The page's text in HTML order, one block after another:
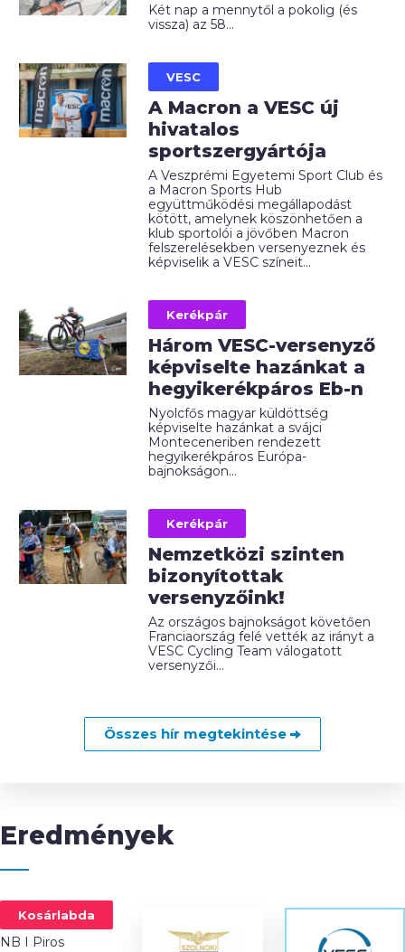
Két nap a mennytől a pokolig (és
vissza) az 58...
VESC
A Macron a VESC új
hivatalos
sportszergyártója
A Veszprémi Egyetemi Sport Club és
a Macron Sports Hub
együttműködési megállapodást
kötött, amelynek köszönhetően a
klub sportolói a jövőben Macron
felszerelésekben versenyeznek és
képviselik a VESC színeit...
Kerékpár
Három VESC-versenyző
képviselte hazánkat a
hegyikerékpáros Eb-n
Nyolcfős magyar küldöttség
képviselte hazánkat a svájci
Monteceneriben rendezett
hegyikerékpáros Európa-
bajnokságon...
Kerékpár
Nemzetközi szinten
bizonyítottak
versenyzőink!
Az országos bajnokságot követően
Franciaország felé vették az irányt a
VESC Cycling Team válogatott
versenyzői...
Összes hír megtekintése
Eredmények
Kosárlabda
NB I Piros